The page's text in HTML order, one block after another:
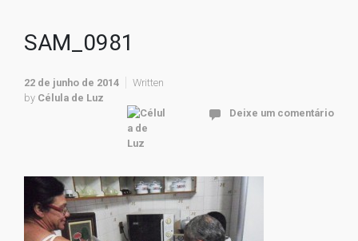
SAM_0981
22 de junho de 2014
Written
by Célula de Luz
Deixe um comentário